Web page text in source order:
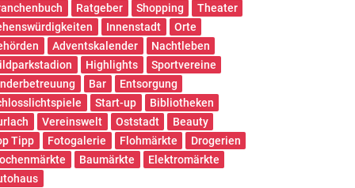
Ratgeber Shopping
Theater
Innenstadt
Orte
Adventskalender
Nachtleben
Highlights
Sportvereine
Bar
Entsorgung
Start-up
Bibliotheken
Vereinswelt Oststadt
Beauty
Tipp
Fotogalerie Flohmärkte
Drogerien
Baumärkte
Elektromärkte